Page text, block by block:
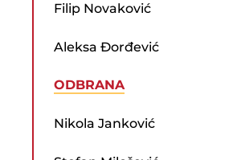
Filip Novaković
Aleksa Đorđević
ODBRANA
Nikola Janković